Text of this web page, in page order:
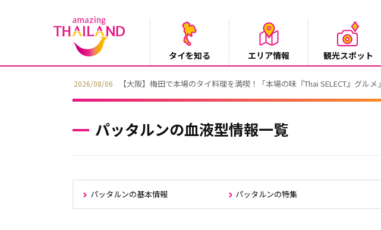
タイを知る エリア情報 観光スポット
2026/08/05 【テレビ】NHK『世界ふれあい街歩き』でタイ・プーケットが紹介されます
パッタルンの血液型情報一覧
パッタルンの基本情報 パッタルンの特集